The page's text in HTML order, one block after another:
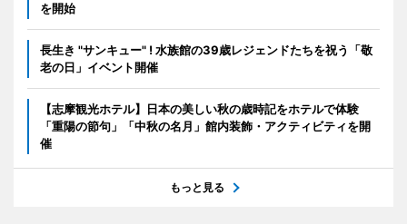
を開始
長生き "サンキュー" ! 水族館の39歳レジェンドたちを祝う「敬
老の日」イベント開催
【志摩観光ホテル】日本の美しい秋の歳時記をホテルで体験
「重陽の節句」「中秋の名月」館内装飾・アクティビティを開
催
もっと見る